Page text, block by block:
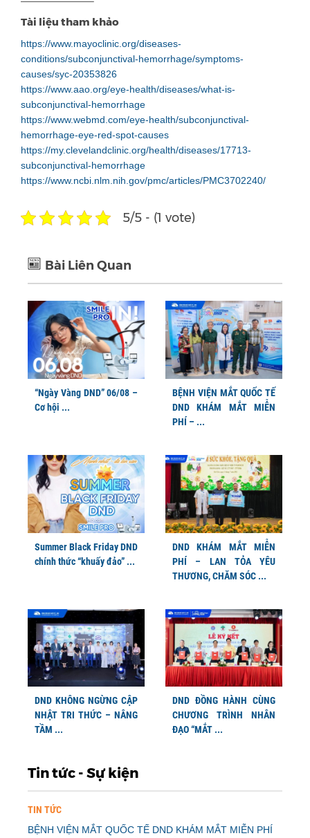
Tài liệu tham khảo
https://www.mayoclinic.org/diseases-
conditions/subconjunctival-hemorrhage/symptoms-
causes/syc-20353826
https://www.aao.org/eye-health/diseases/what-is-
subconjunctival-hemorrhage
https://www.webmd.com/eye-health/subconjunctival-
hemorrhage-eye-red-spot-causes
https://my.clevelandclinic.org/health/diseases/17713-
subconjunctival-hemorrhage
https://www.ncbi.nlm.nih.gov/pmc/articles/PMC3702240/
5/5 - (1 vote)
Bài Liên Quan
“Ngày Vàng DND” 06/08 –
Cơ hội ...
BỆNH VIỆN MẮT QUỐC TẾ
DND KHÁM MẮT MIỄN
PHÍ – ...
Summer Black Friday DND
chính thức “khuấy đảo” ...
DND KHÁM MẮT MIỄN
PHÍ – LAN TỎA YÊU
THƯƠNG, CHĂM SÓC ...
DND KHÔNG NGỪNG CẬP
NHẬT TRI THỨC – NÂNG
TẦM ...
DND ĐỒNG HÀNH CÙNG
CHƯƠNG TRÌNH NHÂN
ĐẠO “MẮT ...
Tin tức - Sự kiện
TIN TỨC
BỆNH VIỆN MẮT QUỐC TẾ DND KHÁM MẮT MIỄN PHÍ